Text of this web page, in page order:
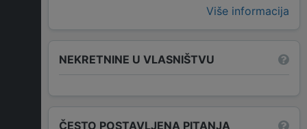
Više informacija
NEKRETNINE U VLASNIŠTVU
ČESTO POSTAVLJENA PITANJA